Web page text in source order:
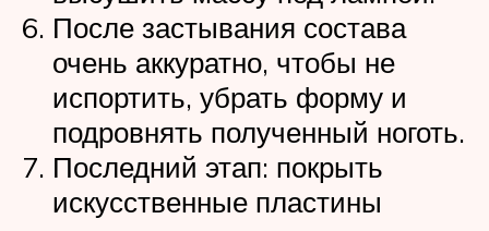
После застывания состава
очень аккуратно, чтобы не
испортить, убрать форму и
подровнять полученный ноготь.
Последний этап: покрыть
искусственные пластины